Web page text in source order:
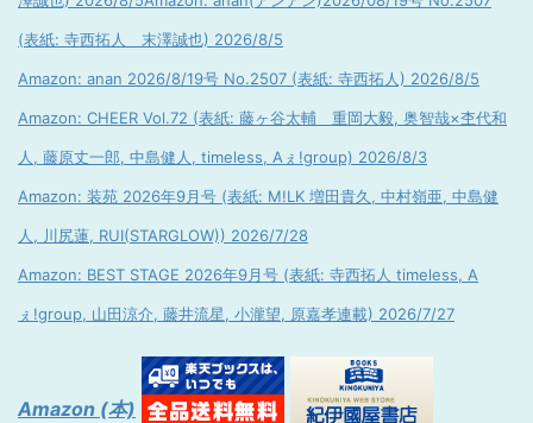
(表紙: 寺西拓人 末澤誠也) 2026/8/5
Amazon: anan 2026/8/19号 No.2507 (表紙: 寺西拓人) 2026/8/5
Amazon: CHEER Vol.72 (表紙: 藤ヶ谷太輔 重岡大毅, 奥智哉×杢代和
人, 藤原丈一郎, 中島健人, timeless, Aぇ!group) 2026/8/3
Amazon: 装苑 2026年9月号 (表紙: M!LK 増田貴久, 中村嶺亜, 中島健
人, 川尻蓮, RUI(STARGLOW)) 2026/7/28
Amazon: BEST STAGE 2026年9月号 (表紙: 寺西拓人 timeless, A
ぇ!group, 山田涼介, 藤井流星, 小瀧望, 原嘉孝連載) 2026/7/27
Amazon (本)